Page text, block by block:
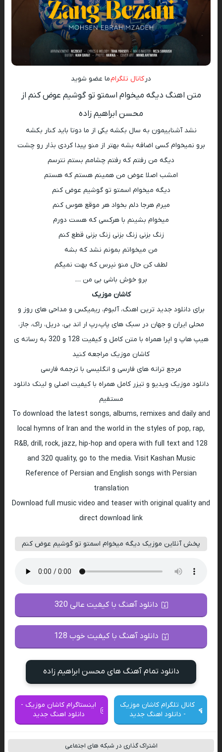
در کانال تلگرامما عضو شوید
متن اهنگ دیگه میخوام اسمتو تو گوشیم عوض کنم از
محسن ابراهیم زاده
نشد آشناییمون به سال بکشه یکی از ما دوتا باید کنار بکشه
برو نمیخوام کسی اضافه بشه بهتر از منو پیدا کردی بذار رو چشت
دیگه من رفتم که رفتم چشامم بستم نترسم
امشب اصلا عوض من همینم هستم که هستم
دیگه میخوام اسمتو تو گوشیم عوض کنم
میرم هرجا دلم بخواد هر موقع هوس کنم
میخوام بشینم با هرکسی که هست دورم
زنگ بزنی زنگ بزنی زنگ بزنی قطع کنم
من میخواتم بمونم نشد که بشه
لطف کن حال منو نپرس که بهت نمیگم
برو خوش باشی بی من …
کاشان موزیک
برای دانلود جدید ترین اهنگ، آلبوم، ریمیکس و مداحی های روز و
محلی ایران و جهان در سبک های پاپ،رپ ار اند بی، دریل، راک، جاز،
هیپ هاپ و اپرا همراه با متن کامل و کیفیت 128 و 320 به رسانه ی
کاشان موزیک مراجعه کنید
مرجع ترانه های فارسی و انگلیسی با ترجمه فارسی
دانلود موزیک ویدیو و تیزر کامل همراه با کیفیت اصلی و لینک دانلود
مستقیم
To download the latest songs, albums, remixes and daily and
local hymns of Iran and the world in the styles of pop, rap,
R&B, drill, rock, jazz, hip-hop and opera with full text and 128
and 320 quality, go to the media. Visit Kashan Music
Reference of Persian and English songs with Persian
translation
Download full music video and teaser with original quality and
direct download link
پخش آنلاین موزیک دیگه میخوام اسمتو تو گوشیم عوض کنم
دانلود آهنگ با کیفیت عالی 320
دانلود آهنگ با کیفیت خوب 128
دانلود تمام آهنگ های محسن ابراهیم زاده
کانال تلگرام کاشان موزیک
- دانلود اهنگ جدید
اینستاگرام کاشان موزیک -
دانلود اهنگ جدید
اشتراک گذاری در شبکه های اجتماعی